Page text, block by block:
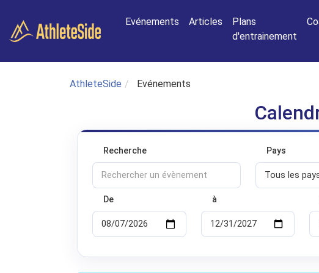
Evénements
Articles
Plans
d'entrainement
AthleteSide Evénements
Recherche Pays
De à